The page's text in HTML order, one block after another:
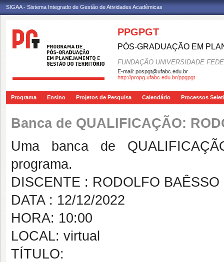
SIGAA - Sistema Integrado de Gestão de Atividades Acadêmicas
PPGPGT
PÓS-GRADUAÇÃO EM
FUNDAÇÃO UNIVERSIDADE
E-mail: pospgt@ufabc.edu.br
http://propg.ufabc.edu.br/ppgpgt
Programa Ensino Projetos de Pesquisa Calendário Processos
Banca de QUALIFICAÇÃO:
Uma banca de
programa.
DISCENTE : RODOLFO BAÊSSO
DATA : 12/12/2022
HORA: 10:00
LOCAL: virtual
TÍTULO: